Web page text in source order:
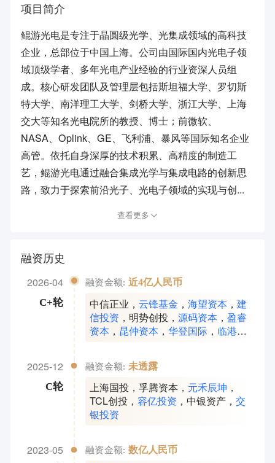
项目简介
鲲游光电是专注于晶圆级光学、光集成领域的高科技
企业，总部位于中国上海。公司由国际国内光电子领
域顶级学者、多年光电产业经验的行业资深人员组
成。核心研发团队及管理层包括斯坦福大学、罗切斯
特大学、南洋理工大学、剑桥大学、浙江大学、上海
交大等知名光电院所的教授、博士；前微软、
NASA、Oplink、GE、飞利浦、暴风等国际知名企业
高管。依托自身深厚的技术积累、高精度的制造工
艺，鲲游光电通过融合集成光学与集成电路的创新思
路，致力于探索前沿光子、光电子领域的实现与创...
查看更多
融资历史
2026-04
C+轮
融资金额: 近4亿人民币
中信正业 ，云锋基金 ，海望资本 ，建
信投资 ， 明势创投 ，源码资本 ，盈睿
资本 ， 昆仲资本 ，华登国际 ， 临港科
上海国投先导
投资，中银资产
2025-12
C轮
融资金额: 未透露
上海国投 ，孚腾资本 ， 元禾辰坤 ，
TCL创投 ，容亿投资 ，中银资产 ，交
银投资
2023-05 融资金额: 数亿人民币